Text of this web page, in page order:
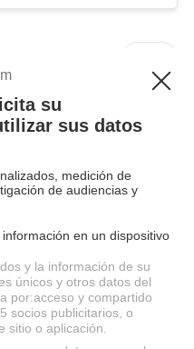
Fibra cuerda de
Conectores del
de la fibra
Atenuador de fibra
óptica
su
sus datos
medición de
de audiencias y
en un dispositivo
y la información de su
únicos y otros datos del
por:acceso y compartido
socios publicitarios, o
sitio o aplicación.